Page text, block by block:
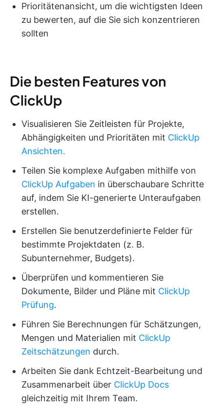
Prioritätenansicht, um die wichtigsten Ideen
zu bewerten, auf die Sie sich konzentrieren
sollten
Die besten Features von
ClickUp
Visualisieren Sie Zeitleisten für Projekte,
Abhängigkeiten und Prioritäten mit ClickUp
Ansichten.
Teilen Sie komplexe Aufgaben mithilfe von
ClickUp Aufgaben in überschaubare Schritte
auf, indem Sie KI-generierte Unteraufgaben
erstellen.
Erstellen Sie benutzerdefinierte Felder für
bestimmte Projektdaten (z. B.
Subunternehmer, Budgets).
Überprüfen und kommentieren Sie
Dokumente, Bilder und Pläne mit ClickUp
Prüfung.
Führen Sie Berechnungen für Schätzungen,
Mengen und Materialien mit ClickUp
Zeitschätzungen durch.
Arbeiten Sie dank Echtzeit-Bearbeitung und
Zusammenarbeit über ClickUp Docs
gleichzeitig mit Ihrem Team.